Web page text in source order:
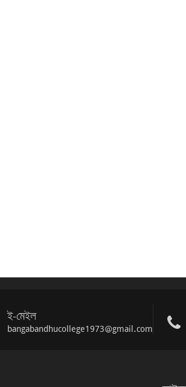
ই-মেইল
bangabandhucollege1973@gmail.com